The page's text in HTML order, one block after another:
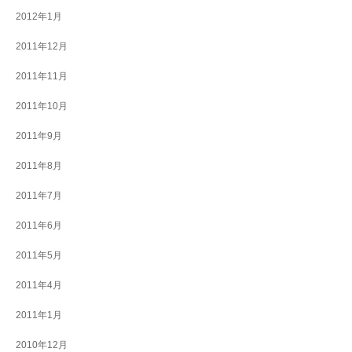
2012年1月
2011年12月
2011年11月
2011年10月
2011年9月
2011年8月
2011年7月
2011年6月
2011年5月
2011年4月
2011年1月
2010年12月